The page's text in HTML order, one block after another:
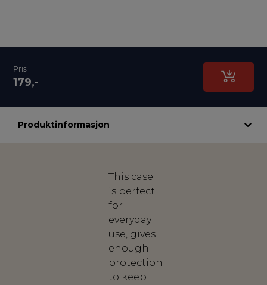
Pris
179,-
Produktinformasjon
This case
is perfect
for
everyday
use, gives
enough
protection
to keep